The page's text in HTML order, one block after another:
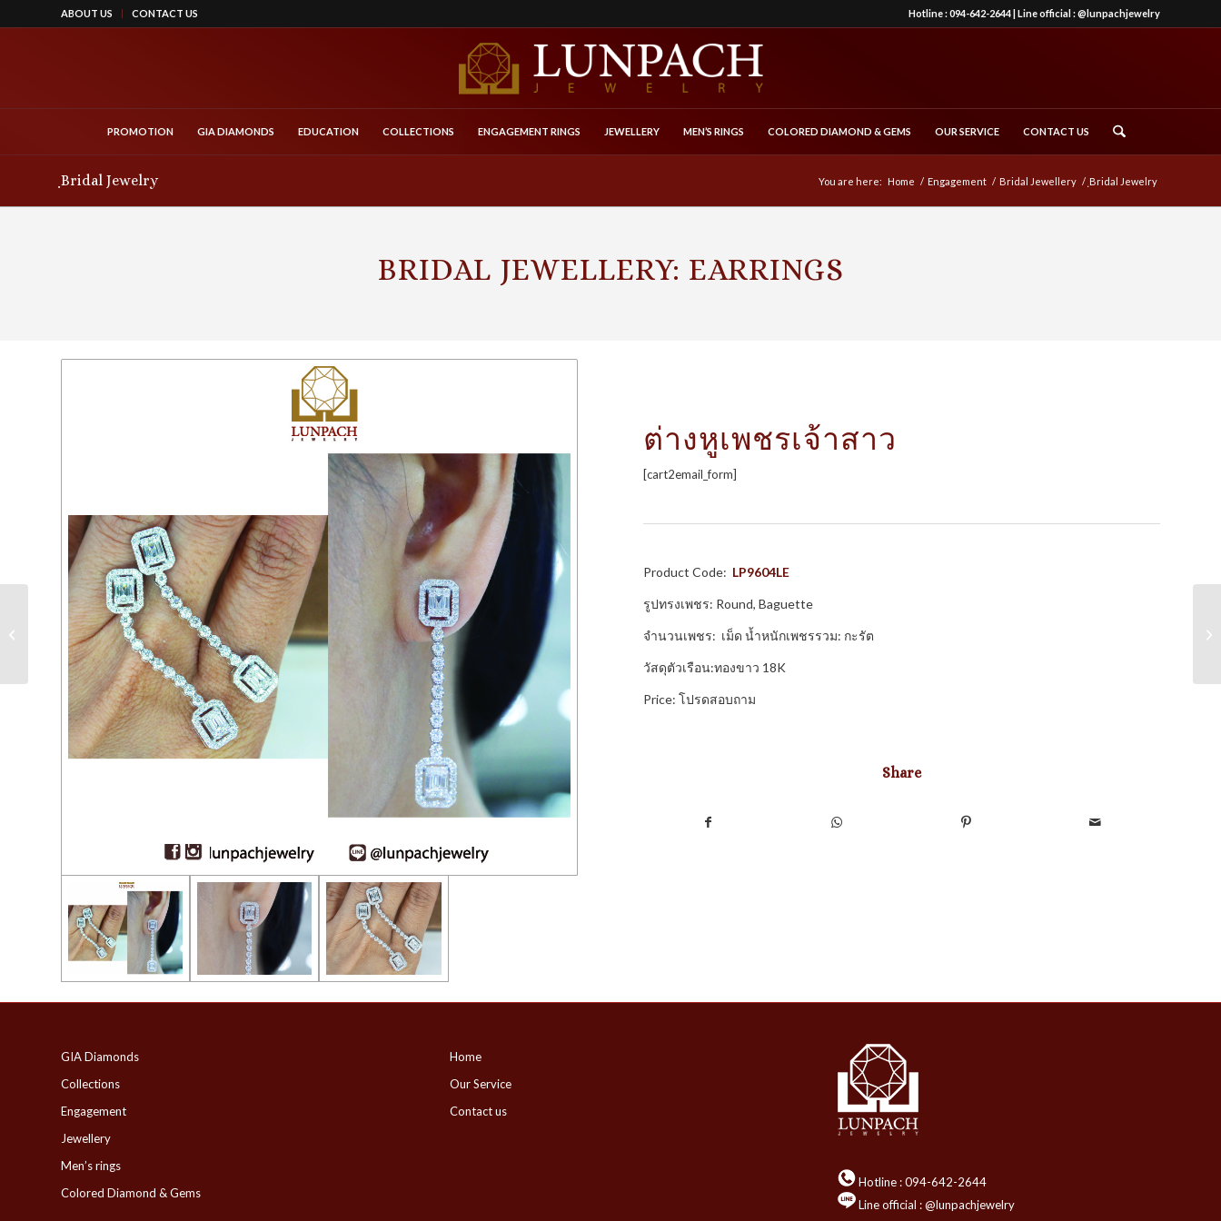
ABOUT US CONTACT US Hotline :094-642-2644| Line official :@lunpachjewelry
PROMOTION GIA DIAMONDS EDUCATION COLLECTIONS ENGAGEMENT RINGS JEWELLERY MEN’S RINGS COLORED DIAMOND & GEMS OUR SERVICE CONTACT US
ฺBridal Jewelry You are here: Home / Engagement / Bridal Jewellery / ฺBridal Jewelry
BRIDAL JEWELLERY: EARRINGS
ต่างหูเพชรเจ้าสาว
[cart2email_form]
Product Code: LP9604LE
รูปทรงเพชร: Round, Baguette
จำนวนเพชร: เม็ด น้ำหนักเพชรรวม: กะรัต
วัสดุตัวเรือน:ทองขาว 18K
Price: โปรดสอบถาม
Share
GIA Diamonds
Collections
Engagement
Jewellery
Men’s rings
Colored Diamond & Gems
Home
Our Service
Contact us
Hotline :094-642-2644
Line official : @lunpachjewelry
LPBSR9